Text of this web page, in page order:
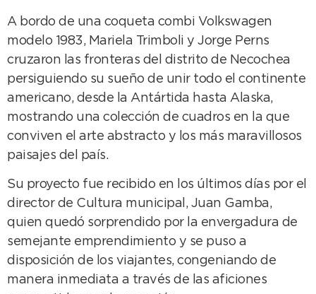
A bordo de una coqueta combi Volkswagen
modelo 1983, Mariela Trimboli y Jorge Perns
cruzaron las fronteras del distrito de Necochea
persiguiendo su sueño de unir todo el continente
americano, desde la Antártida hasta Alaska,
mostrando una colección de cuadros en la que
conviven el arte abstracto y los más maravillosos
paisajes del país.
Su proyecto fue recibido en los últimos días por el
director de Cultura municipal, Juan Gamba,
quien quedó sorprendido por la envergadura de
semejante emprendimiento y se puso a
disposición de los viajantes, congeniando de
manera inmediata a través de las aficiones